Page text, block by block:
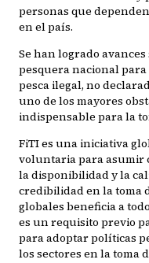
personas que
en el país.
Se han logrado
pesquera nacional
pesca ilegal, no
uno de los mayores
indispensable para la
FiTI es una iniciativa
voluntaria para asumir
la disponibilidad y la
credibilidad en la toma
globales beneficia a
es un requisito previo
para adoptar políticas
los sectores en la toma